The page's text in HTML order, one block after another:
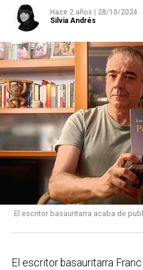
Hace 2 años
28/10/2024
Silvia Andrés
El escritor basauritarra acaba de
El escritor basauritarra